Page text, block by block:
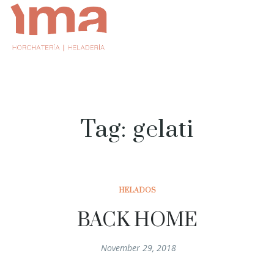
Tag: gelati
HELADOS
BACK HOME
November 29, 2018